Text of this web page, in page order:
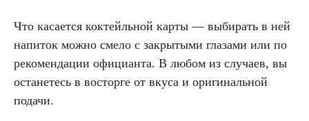
Что касается коктейльной карты — выбирать в ней
напиток можно смело с закрытыми глазами или по
рекомендации официанта. В любом из случаев, вы
останетесь в восторге от вкуса и оригинальной
подачи.